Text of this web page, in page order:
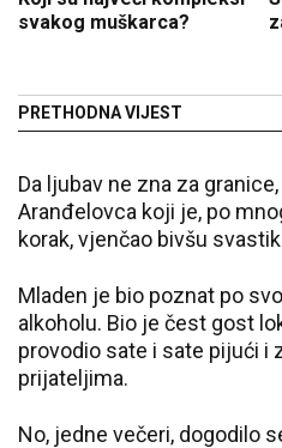
svakog muškarca?
PRETHODNA VIJEST
Da ljubav ne zna za
Aranđelovca koji je, po
korak, vjenčao bivšu
Mladen je bio poznat po
alkoholu. Bio je čest gost
provodio sate i sate pijući i
prijateljima.
No, jedne večeri, dogodilo